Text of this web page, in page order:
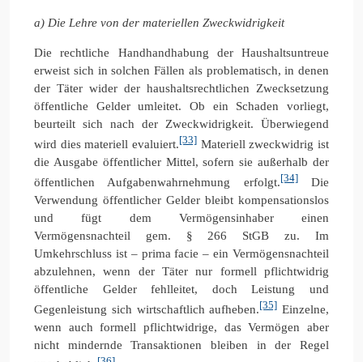
a) Die Lehre von der materiellen Zweckwidrigkeit
Die rechtliche Handhandhabung der Haushaltsuntreue
erweist sich in solchen Fällen als problematisch, in denen
der Täter wider der haushaltsrechtlichen Zwecksetzung
öffentliche Gelder umleitet. Ob ein Schaden vorliegt,
beurteilt sich nach der Zweckwidrigkeit. Überwiegend
wird dies materiell evaluiert.[33] Materiell zweckwidrig ist
die Ausgabe öffentlicher Mittel, sofern sie außerhalb der
öffentlichen Aufgabenwahrnehmung erfolgt.[34]Die
Verwendung öffentlicher Gelder bleibt kompensationslos
und fügt dem Vermögensinhaber einen
Vermögensnachteil gem. § 266 StGB zu. Im
Umkehrschluss ist – prima facie – ein Vermögensnachteil
abzulehnen, wenn der Täter nur formell pflichtwidrig
öffentliche Gelder fehlleitet, doch Leistung und
Gegenleistung sich wirtschaftlich aufheben.[35] Einzelne,
wenn auch formell pflichtwidrige, das Vermögen aber
nicht mindernde Transaktionen bleiben in der Regel